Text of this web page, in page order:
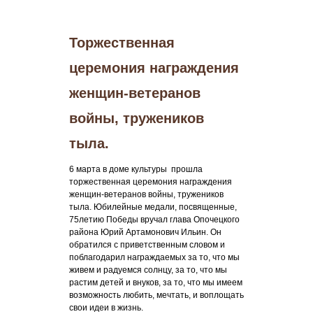
Торжественная
церемония награждения
женщин-ветеранов
войны, тружеников
тыла.
6 марта в доме культуры прошла
торжественная церемония награждения
женщин-ветеранов войны, тружеников
тыла. Юбилейные медали, посвященные,
75летию Победы вручал глава Опочецкого
района Юрий Артамонович Ильин. Он
обратился с приветственным словом и
поблагодарил награждаемых за то, что мы
живем и радуемся солнцу, за то, что мы
растим детей и внуков, за то, что мы имеем
возможность любить, мечтать, и воплощать
свои идеи в жизнь.